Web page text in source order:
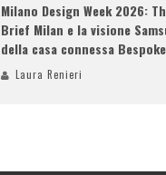
Milano Design Week 2026:
Brief Milan e la visione
della casa connessa
Laura Renieri